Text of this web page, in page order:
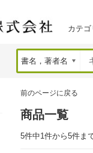
カテゴ
前のページに戻る
商品一覧
5件中1件から5件ま